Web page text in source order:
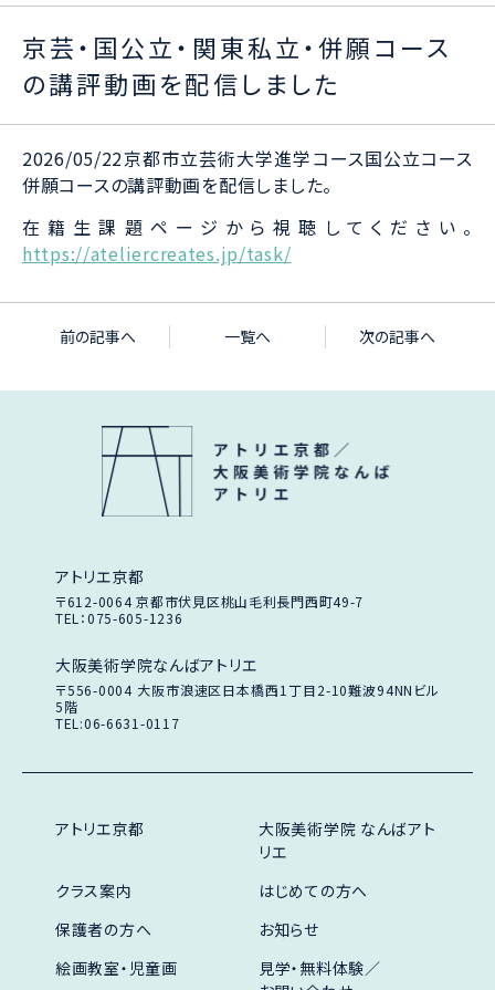
京芸・国公立・関東私立・併願コース
の講評動画を配信しました
2026/05/22京都市立芸術大学進学コース国公立コース
併願コースの講評動画を配信しました。
在籍生課題ページから視聴してください。
https://ateliercreates.jp/task/
前の記事へ 一覧へ 次の記事へ
アトリエ京都
〒612-0064京都市伏見区桃山毛利長門西町49-7
TEL：075-605-1236
大阪美術学院なんばアトリエ
〒556-0004 大阪市浪速区日本橋西1丁目2-10難波94NNビル
5階
TEL:06-6631-0117
アトリエ京都
大阪美術学院 なんばアト
リエ
クラス案内
はじめての方へ
保護者の方へ
お知らせ
絵画教室・児童画
見学・無料体験／